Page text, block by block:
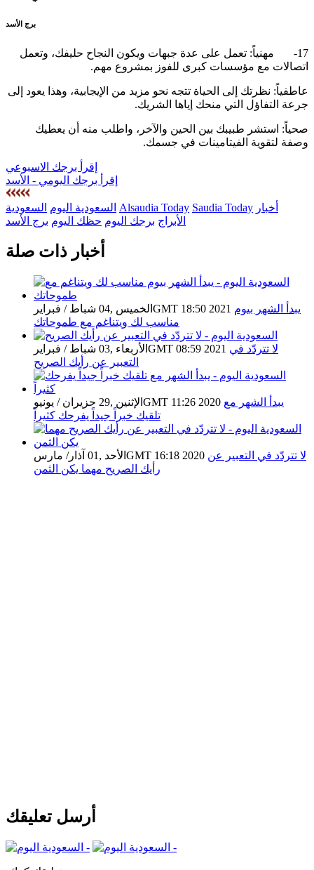
برج الأسد
17- مهنياً: تعمل على عدة جبهات ويكون النجاح حليفك، وتعمل
اتصالات مع مؤسسات كبرى للفوز بمشروع مهم.
عاطفياً: نظرتك إلى الحياة تتجه نحو مزيد من الإيجابية، وهذا يعود إلى
جرعة التفاؤل التي منحك إياها الشريك.
صحياً: استشر طبيبك بين الحين والآخر، واطلب منه أن يعطيك
وصفة لتقوية الفيتامينات في جسمك.
إقرأ برجك الاسبوعي
إقرأ برجك اليومي - الأسد
السعودية اليوم السعودية Alsaudia Today Saudia Today أخبار
الأبراج برجك اليوم حظك اليوم برج الأسد
أخبار ذات صلة
الخميس ,04 شباط / فبرايرGMT 18:50 2021 يبدأ الشهر بيوم
مناسب لك ويتناغم مع طموحاتك
الأربعاء ,03 شباط / فبرايرGMT 08:59 2021 لا تتردّد في
التعبير عن رأيك الصريح
الإثنين ,29 حزيران / يونيوGMT 11:26 2020 يبدأ الشهر مع
تلقيك خبراً جيداً يفرحك كثيراً
الأحد ,01 آذار/ مارسGMT 16:18 2020 لا تتردّد في التعبير عن
رأيك الصريح مهما يكن الثمن
أرسل تعليقك